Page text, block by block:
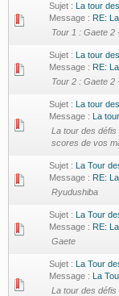
Sujet : La tour
Message : RE:
Tour 1 : Gaete 2
Sujet : La tour
Message : RE:
Tour 2 : Gaete 2
Sujet : La tour
Message : La
La tour des
scores de vos
Sujet : La Tour
Message : RE:
Ryudushiba
Sujet : La Tour
Message : RE:
Gaete
Sujet : La Tour
Message : La
La tour des